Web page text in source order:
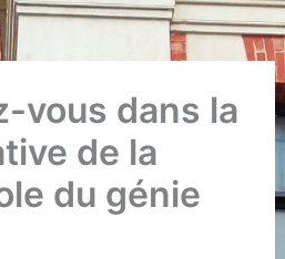
vous dans la
de la
du génie